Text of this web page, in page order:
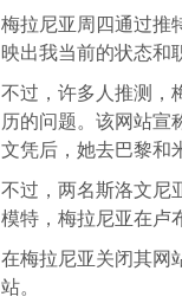
梅拉尼亚周四通过推
映出我当前的状态和
不过，许多人推测，
历的问题。该网站宣
文凭后，她去巴黎和
不过，两名斯洛文尼
模特，梅拉尼亚在卢
在梅拉尼亚关闭其网
站。